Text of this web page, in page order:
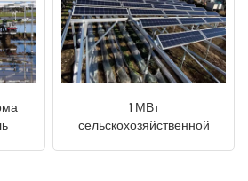
português
Nederlands
日本語
1 МВт
сельскохозяйственной